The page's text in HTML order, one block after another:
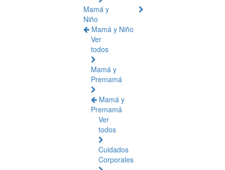
Mamá y
Niño
Mamá y Niño
Ver
todos
Mamá y
Premamá
Mamá y
Premamá
Ver
todos
Cuidados
Corporales